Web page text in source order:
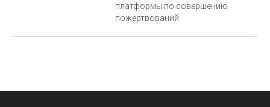
платформы по совершению
пожертвований